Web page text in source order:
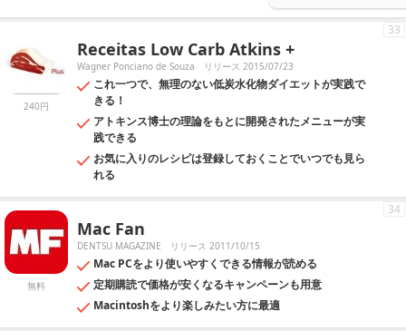
240円
Receitas Low Carb Atkins +
Wagner Ponciano de Souza リリース 2015/07/23
これ一つで、無理のない低炭水化物ダイエットが実践で
きる！
アトキンス博士の理論をもとに開発されたメニューが実
践できる
お気に入りのレシピは登録しておくことでいつでも見ら
れる
33
無料
Mac Fan
DENTSU MAGAZINE リリース 2011/10/15
Mac PCをより使いやすくできる情報が読める
定期購読で価格が安くなるキャンペーンも用意
Macintoshをより楽しみたい方に最適
34